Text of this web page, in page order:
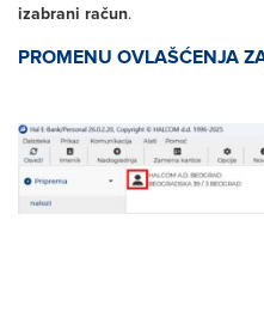
izabrani račun.
PROMENU OVLAŠĆENJA